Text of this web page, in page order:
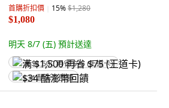
首購折扣價 15%$1,280
$1,080
明天 8/7 (五) 預計送達
满 $1,500 再省 $75 (王道卡)
$34 酷澎幣回饋